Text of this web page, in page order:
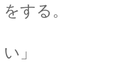
をする。
「無論で
い」